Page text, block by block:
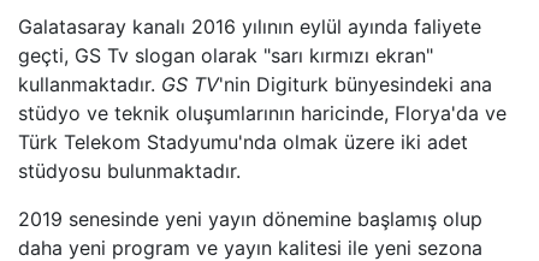
HABER GLOBAL
HABERTüRK
HALK TV
A HABER
Galatasaray kanalı 2016 yılının eylül ayında faliyete
geçti, GS Tv slogan olarak "sarı kırmızı ekran"
kullanmaktadır. GS TV'nin Digiturk bünyesindeki ana
stüdyo ve teknik oluşumlarının haricinde, Florya'da ve
Türk Telekom Stadyumu'nda olmak üzere iki adet
stüdyosu bulunmaktadır.
2019 senesinde yeni yayın dönemine başlamış olup
daha yeni program ve yayın kalitesi ile yeni sezona